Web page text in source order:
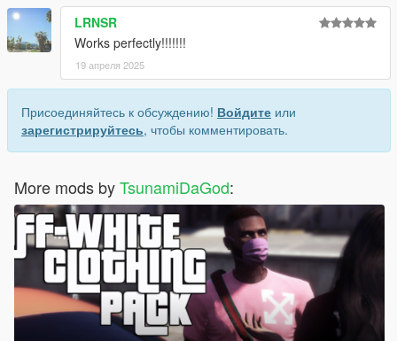
LRNSR
Works perfectly!!!!!!!
19 апреля 2025
Присоединяйтесь к обсуждению! Войдите или
зарегистрируйтесь, чтобы комментировать.
More mods byTsunamiDaGod: